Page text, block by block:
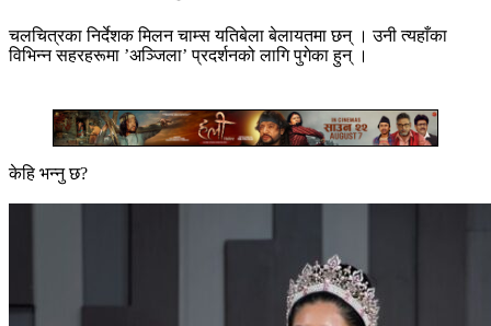
चलचित्रका निर्देशक मिलन चाम्स यतिबेला बेलायतमा छन् । उनी त्यहाँका
विभिन्न सहरहरूमा ’अञ्जिला’ प्रदर्शनको लागि पुगेका हुन् ।
केहि भन्नु छ?